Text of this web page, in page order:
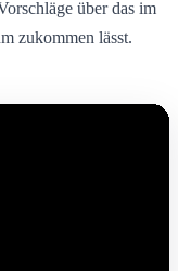
über das im
zukommen lässt.